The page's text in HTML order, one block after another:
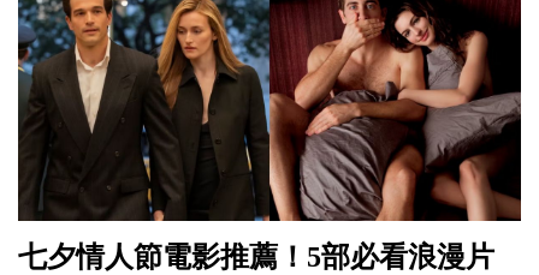
七夕情人節電影推薦！5部必看浪漫片